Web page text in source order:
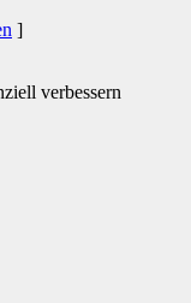
]
verbessern